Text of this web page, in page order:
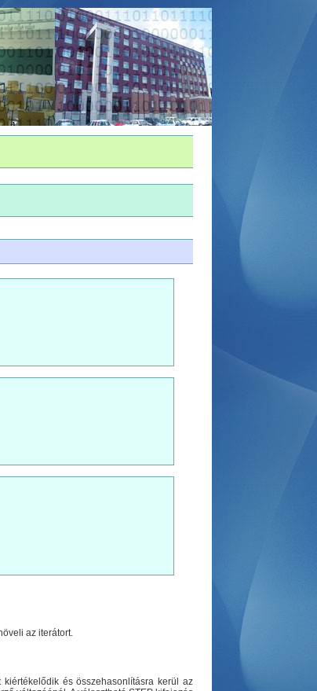
az iterátort.
és összehasonlításra kerül az